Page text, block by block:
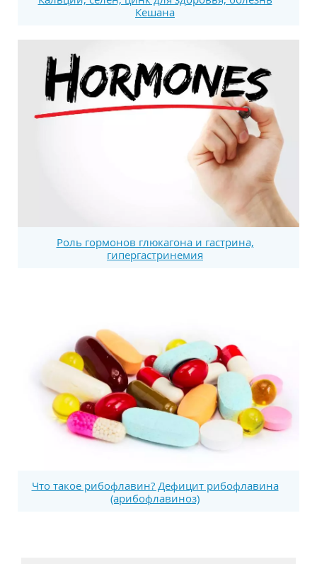
Кешана
Роль гормонов глюкагона и гастрина,
гипергастринемия
Что такое рибофлавин? Дефицит рибофлавина
(арибофлавиноз)